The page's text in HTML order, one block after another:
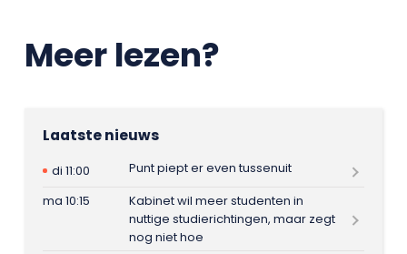
Meer lezen?
Laatste nieuws
di 11:00
Punt piept er even tussenuit
ma 10:15
Kabinet wil meer studenten in
nuttige studierichtingen, maar zegt
nog niet hoe